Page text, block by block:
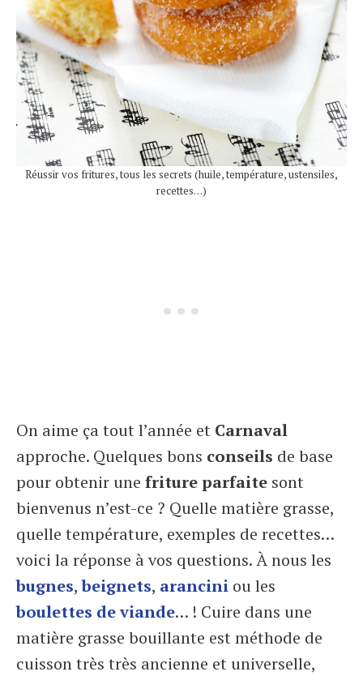
Réussir vos fritures, tous les secrets (huile, température, ustensiles,
recettes…)
On aime ça tout l’année et Carnaval
approche. Quelques bons conseils de base
pour obtenir une friture parfaite sont
bienvenus n’est-ce ? Quelle matière grasse,
quelle température, exemples de recettes…
voici la réponse à vos questions. À nous les
bugnes,beignets, arancini ou les
boulettes de viande… ! Cuire dans une
matière grasse bouillante est méthode de
cuisson très très ancienne et universelle,